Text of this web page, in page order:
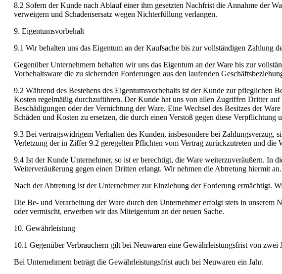
8.2 Sofern der Kunde nach Ablauf einer ihm gesetzten Nachfrist die Annahme der
verweigern und Schadensersatz wegen Nichterfüllung verlangen.
9. Eigentumsvorbehalt
9.1 Wir behalten uns das Eigentum an der Kaufsache bis zur vollständigen Zahlung
Gegenüber Unternehmern behalten wir uns das Eigentum an der Ware bis zur
Vorbehaltsware die zu sichernden Forderungen aus den laufenden
9.2 Während des Bestehens des Eigentumsvorbehalts ist der Kunde zur pfleglichen
Kosten regelmäßig durchzuführen. Der Kunde hat uns von allen Zugriffen Dritter
Beschädigungen oder der Vernichtung der Ware. Eine Wechsel des Besitzes der
Schäden und Kosten zu ersetzen, die durch einen Verstoß gegen diese
9.3 Bei vertragswidrigem Verhalten des Kunden, insbesondere bei
Verletzung der in Ziffer 9.2 geregelten Pflichten vom Vertrag zurückzutreten und die
9.4 Ist der Kunde Unternehmer, so ist er berechtigt, die Ware weiterzuveräußern. In
Weiterveräußerung gegen einen Dritten erlangt. Wir nehmen die Abtretung hiermit an.
Nach der Abtretung ist der Unternehmer zur Einziehung der Forderung ermächtigt.
Die Be- und Verarbeitung der Ware durch den Unternehmer erfolgt stets in
oder vermischt, erwerben wir das Miteigentum an der neuen Sache.
10. Gewährleistung
10.1 Gegenüber Verbrauchern gilt bei Neuwaren eine Gewährleistungsfrist von zwei
Bei Unternehmern beträgt die Gewährleistungsfrist auch bei Neuwaren ein Jahr.